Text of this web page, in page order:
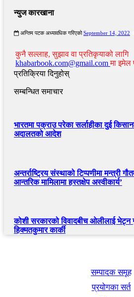
न्युज कारखाना
अन्तिम पटक अध्यावधिक गरिएको September 14, 2022
कुनै सल्लाह, सुझाव वा प्रतिकृयाको लागि
khabarbook.com@gmail.comमा इमेल
प्रतिक्रिया दिनुहोस्
सम्बन्धित समाचार
भारतमा पक्राउ परेका सर्लाहीका दुई
अदालतको आदेश
अन्तर्राष्ट्रिय संस्थाको टिप्पणीमा मन्त्री
आन्तरिक मामिलामा हस्तक्षेप अस्वीकार्य’
कोशी सरकारको विवादबीच ओलीलाई भेट्न
हिक्मतकुमार कार्की
सम्पादक समूह
प्रयोगका सर्त